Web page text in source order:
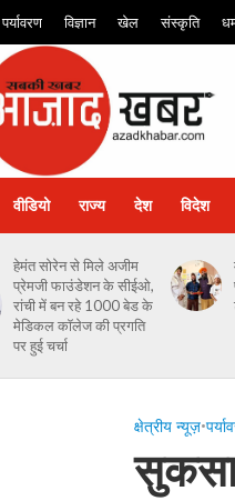
पर्यावरण विज्ञान खेल संस्कृति
वीडियो राज्य देश विदेश
हेमंत सोरेन से मिले अजीम
प्रेमजी फाउंडेशन के सीईओ,
रांची में बन रहे 1000 बेड के
मेडिकल कॉलेज की प्रगति
पर हुई चर्चा
क्षेत्रीय न्यूज़•